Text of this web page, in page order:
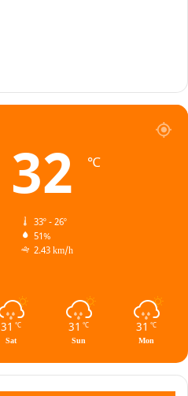
32 ℃
33º - 26º
51%
2.43 km/h
31 ℃
Sat
31 ℃
Sun
31 ℃
Mon